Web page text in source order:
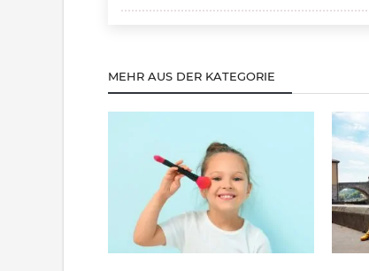
MEHR AUS DER KATEGORIE